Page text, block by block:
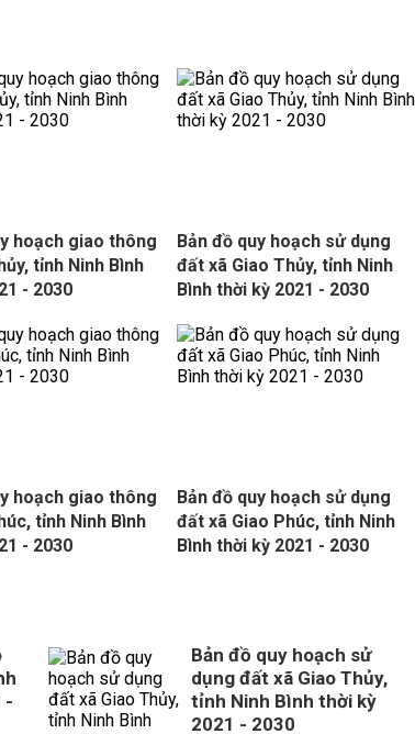
hoạch giao thông
tỉnh Ninh Bình
- 2030
Bản đồ quy hoạch sử dụng
đất xã Giao Thủy, tỉnh Ninh
Bình thời kỳ 2021 - 2030
hoạch giao thông
tỉnh Ninh Bình
- 2030
Bản đồ quy hoạch sử dụng
đất xã Giao Phúc, tỉnh Ninh
Bình thời kỳ 2021 - 2030
-
Bản đồ quy hoạch sử
dụng đất xã Giao Thủy,
tỉnh Ninh Bình thời kỳ
2021 - 2030